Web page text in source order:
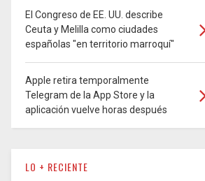
El Congreso de EE. UU. describe
Ceuta y Melilla como ciudades
españolas "en territorio marroquí"
Apple retira temporalmente
Telegram de la App Store y la
aplicación vuelve horas después
LO + RECIENTE